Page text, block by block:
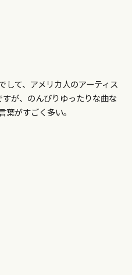
して、アメリカ人のアーティス
が、のんびりゆったりな曲な
がすごく多い。